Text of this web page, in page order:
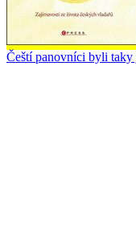
Čeští panovníci byli taky